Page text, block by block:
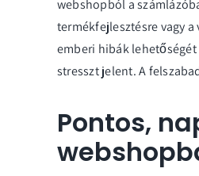
webshopból a
termékfejlesztésre vagy
emberi hibák lehetőségét
stresszt jelent. A
Pontos,